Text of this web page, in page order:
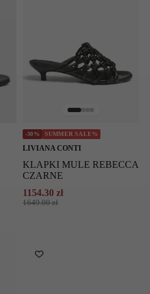
-30% SUMMER SALE%
LIVIANA CONTI
KLAPKI MULE REBECCA
CZARNE
1649.00zł
Pierwotna
1154.30zł
Aktualna